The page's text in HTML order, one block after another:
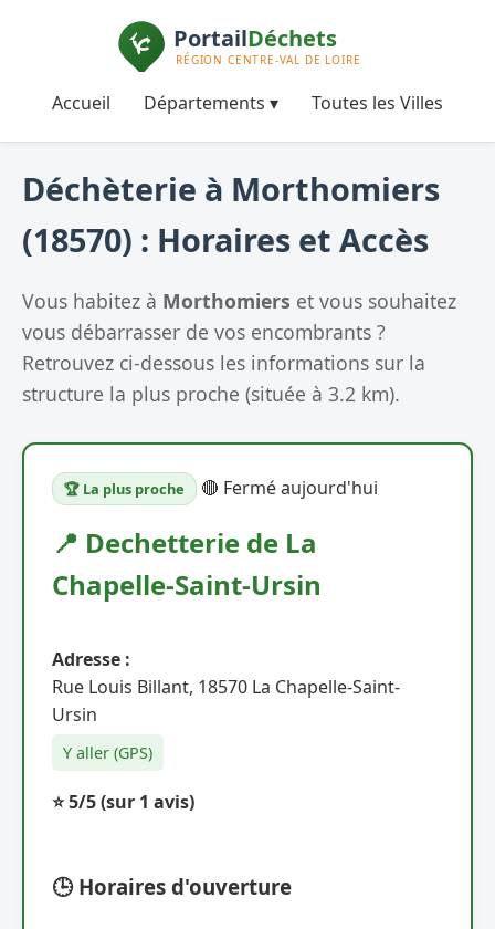
Accueil Départements ▾ Toutes les Villes
Déchèterie à Morthomiers
(18570) : Horaires et Accès
Vous habitez à Morthomiers et vous souhaitez
vous débarrasser de vos encombrants ?
Retrouvez ci-dessous les informations sur la
structure la plus proche (située à 3.2 km).
🏆 La plus proche 🔴 Fermé aujourd'hui
📍 Dechetterie de La
Chapelle-Saint-Ursin
Adresse :
Rue Louis Billant, 18570 La Chapelle-Saint-
Ursin
Y aller (GPS)
⭐ 5/5(sur 1 avis)
🕒 Horaires d'ouverture